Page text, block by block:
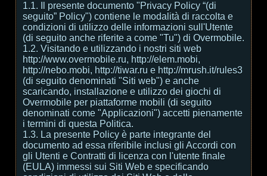
1.1. Il presente documento "Privacy Policy “(di
seguito” Policy") contiene le modalità di raccolta e
condizioni di utilizzo delle informazioni sull'Utente
(di seguito anche riferite a come "Tu") di Overmobile.
1.2. Visitando e utilizzando i nostri siti web
http://www.overmobile.ru, http://elem.mobi,
http://nebo.mobi, http://tiwar.ru e http://mrush.it/rules3
(di seguito denominati "Siti web") e anche
scaricando, installazione e utilizzo dei giochi di
Overmobile per piattaforme mobili (di seguito
denominati come "Applicazioni") accetti pienamente
i termini di questa Politica.
1.3. La presente Policy è parte integrante del
documento ad essa riferibile inclusi gli Accordi con
gli Utenti e Contratti di licenza con l'utente finale
(EULA) immessi sui Siti Web e specificando